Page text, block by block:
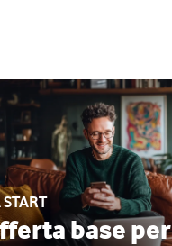
base per